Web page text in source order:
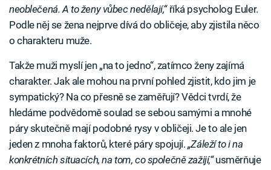
neoblečená. A to ženy vůbec nedělají,“říká psycholog Euler.
Podle něj se žena nejprve dívá do obličeje, aby zjistila něco
o charakteru muže.
Takže muži myslí jen „na to jedno“, zatímco ženy zajímá
charakter. Jak ale mohou na první pohled zjistit, kdo jim je
sympatický? Na co přesně se zaměřují? Vědci tvrdí, že
hledáme podvědomě soulad se sebou samými a mnohé
páry skutečně mají podobné rysy v obličeji. Je to ale jen
jeden z mnoha faktorů, které páry spojují. „Záleží to i na
konkrétních situacích, na tom, co společně zažijí,“usměrňuje